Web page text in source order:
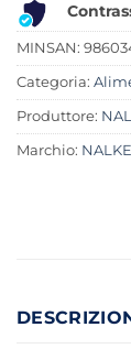
MINSAN:
Categoria:
Produttore:
Marchio: